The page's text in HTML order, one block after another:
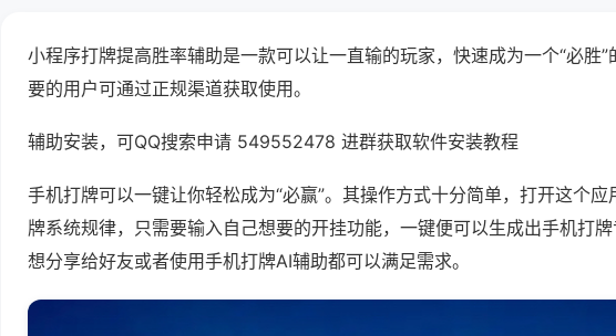
小程序打牌提高胜率辅助是一款可以让一直输的玩家，快速成为一个“必胜
要的用户可通过正规渠道获取使用。
辅助安装，可QQ搜索申请 549552478 进群获取软件安装教程
手机打牌可以一键让你轻松成为“必赢”。其操作方式十分简单，打开这个
牌系统规律，只需要输入自己想要的开挂功能，一键便可以生成出手机打
想分享给好友或者使用手机打牌AI辅助都可以满足需求。